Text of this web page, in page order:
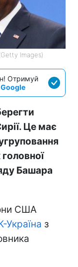
Images)
Отримуй
Це має
Башара
США
Україна з